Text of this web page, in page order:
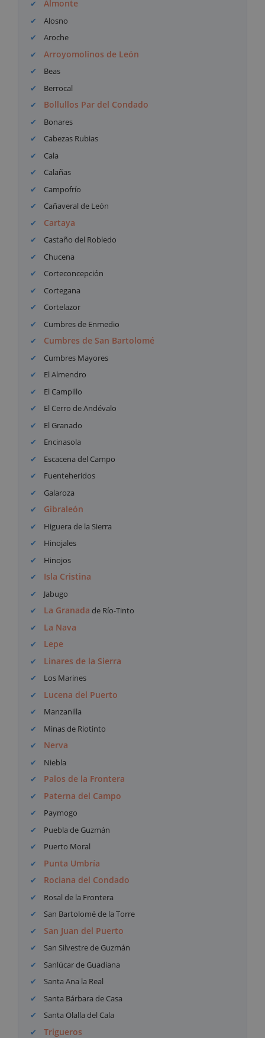
Almonte
Alosno
Aroche
Arroyomolinos de León
Beas
Berrocal
Bollullos Par del Condado
Bonares
Cabezas Rubias
Cala
Calañas
Campofrío
Cañaveral de León
Cartaya
Castaño del Robledo
Chucena
Corteconcepción
Cortegana
Cortelazor
Cumbres de Enmedio
Cumbres de San Bartolomé
Cumbres Mayores
El Almendro
El Campillo
El Cerro de Andévalo
El Granado
Encinasola
Escacena del Campo
Fuenteheridos
Galaroza
Gibraleón
Higuera de la Sierra
Hinojales
Hinojos
Isla Cristina
Jabugo
La Granada de Río-Tinto
La Nava
Lepe
Linares de la Sierra
Los Marines
Lucena del Puerto
Manzanilla
Minas de Riotinto
Nerva
Niebla
Palos de la Frontera
Paterna del Campo
Paymogo
Puebla de Guzmán
Puerto Moral
Punta Umbría
Rociana del Condado
Rosal de la Frontera
San Bartolomé de la Torre
San Juan del Puerto
San Silvestre de Guzmán
Sanlúcar de Guadiana
Santa Ana la Real
Santa Bárbara de Casa
Santa Olalla del Cala
Trigueros